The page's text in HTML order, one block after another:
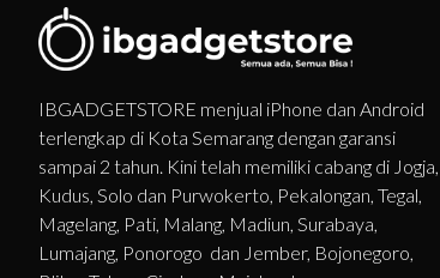
IBGADGETSTORE menjual iPhone dan Android
terlengkap di Kota Semarang dengan garansi
sampai 2 tahun. Kini telah memiliki cabang di Jogja,
Kudus, Solo dan Purwokerto, Pekalongan, Tegal,
Magelang, Pati, Malang, Madiun, Surabaya,
Lumajang, Ponorogo dan Jember, Bojonegoro,